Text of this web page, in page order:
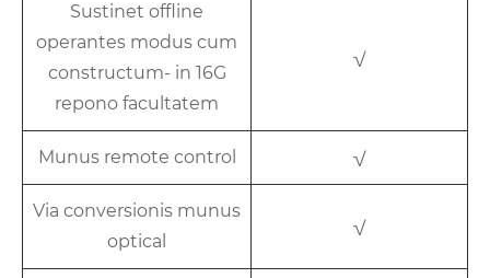
Sustinet offline
operantes modus cum
constructum- in 16G
repono facultatem
√
Munus remote control √
Via conversionis munus
optical
√